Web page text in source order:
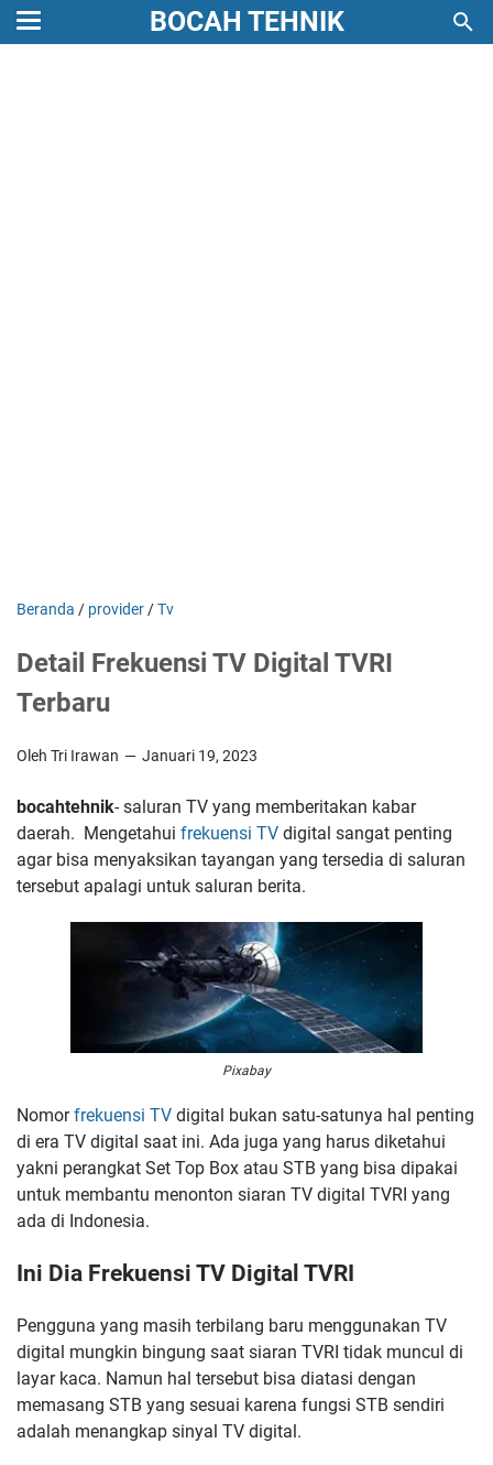
BOCAH TEHNIK
Beranda / provider /Tv
Detail Frekuensi TV Digital TVRI
Terbaru
Oleh Tri Irawan Januari 19, 2023
bocahtehnik- saluran TV yang memberitakan kabar
daerah. Mengetahui frekuensi TV digital sangat penting
agar bisa menyaksikan tayangan yang tersedia di saluran
tersebut apalagi untuk saluran berita.
Pixabay
Nomorfrekuensi TV digital bukan satu-satunya hal penting
di era TV digital saat ini. Ada juga yang harus diketahui
yakni perangkat Set Top Box atau STB yang bisa dipakai
untuk membantu menonton siaran TV digital TVRI yang
ada di Indonesia.
Ini Dia Frekuensi TV Digital TVRI
Pengguna yang masih terbilang baru menggunakan TV
digital mungkin bingung saat siaran TVRI tidak muncul di
layar kaca. Namun hal tersebut bisa diatasi dengan
memasang STB yang sesuai karena fungsi STB sendiri
adalah menangkap sinyal TV digital.